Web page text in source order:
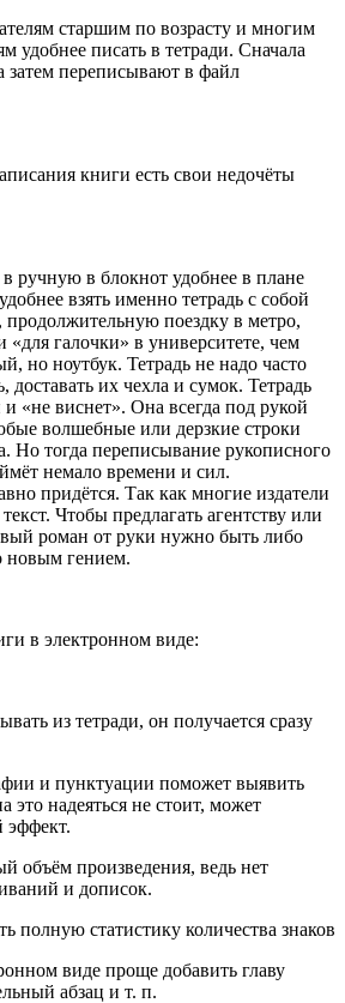
старшим по возрасту и многим
удобнее писать в тетради. Сначала
затем переписывают в файл
книги есть свои недочёты
ручную в блокнот удобнее в плане
взять именно тетрадь с собой
продолжительную поездку в метро,
галочки» в университете, чем
но ноутбук. Тетрадь не надо часто
доставать их чехла и сумок. Тетрадь
и «не виснет». Она всегда под рукой
волшебные или дерзкие строки
Но тогда переписывание рукописного
немало времени и сил.
придётся. Так как многие издатели
Чтобы предлагать агентству или
роман от руки нужно быть либо
гением.
в электронном виде:
из тетради, он получается сразу
и пунктуации поможет выявить
это надеяться не стоит, может
эффект.
объём произведения, ведь нет
и дописок.
полную статистику количества знаков
виде проще добавить главу
абзац и т. п.